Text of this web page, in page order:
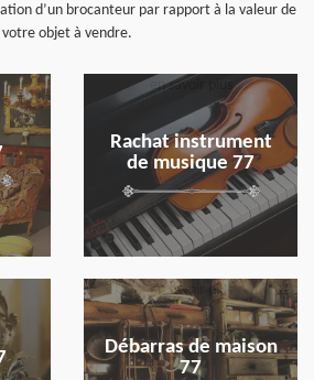
d’un brocanteur par rapport à la valeur de
votre objet à vendre.
Rachat instrument
de musique 77
en savoir plus
Débarras de maison
77
en savoir plus